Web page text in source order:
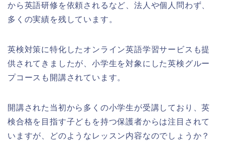
から英語研修を依頼されるなど、法人や個人問わず、
多くの実績を残しています。
英検対策に特化したオンライン英語学習サービスも提
供されてきましたが、小学生を対象にした英検グルー
プコースも開講されています。
開講された当初から多くの小学生が受講しており、英
検合格を目指す子どもを持つ保護者からは注目されて
いますが、どのようなレッスン内容なのでしょうか？